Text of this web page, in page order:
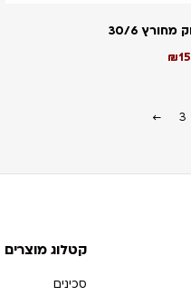
30/6
₪
3
←
קטלוג מוצרים
סכינים